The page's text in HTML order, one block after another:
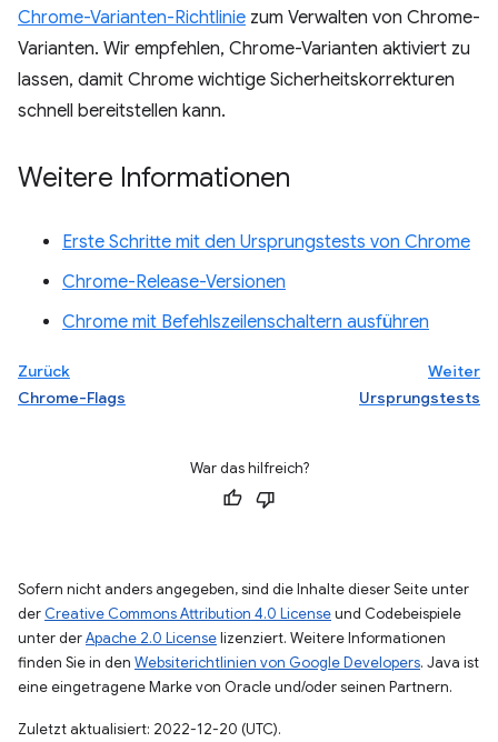
Chrome-Varianten-Richtlinie zum Verwalten von Chrome-
Varianten. Wir empfehlen, Chrome-Varianten aktiviert zu
lassen, damit Chrome wichtige Sicherheitskorrekturen
schnell bereitstellen kann.
Weitere Informationen
Erste Schritte mit den Ursprungstests von Chrome
Chrome-Release-Versionen
Chrome mit Befehlszeilenschaltern ausführen
Zurück
Chrome-Flags
Weiter
Ursprungstests
War das hilfreich?
Sofern nicht anders angegeben, sind die Inhalte dieser Seite unter
der Creative Commons Attribution 4.0 Licenseund Codebeispiele
unter derApache 2.0 Licenselizenziert. Weitere Informationen
finden Sie in den Websiterichtlinien von Google Developers. Java ist
eine eingetragene Marke von Oracle und/oder seinen Partnern.
Zuletzt aktualisiert: 2022-12-20 (UTC).